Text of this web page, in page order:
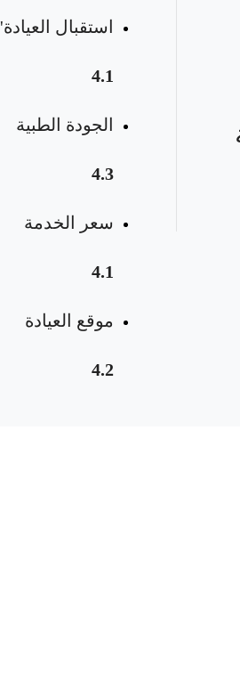
استقبال العيادة'
4.1
الجودة الطبية
4.3
سعر الخدمة
4.1
موقع العيادة
4.2